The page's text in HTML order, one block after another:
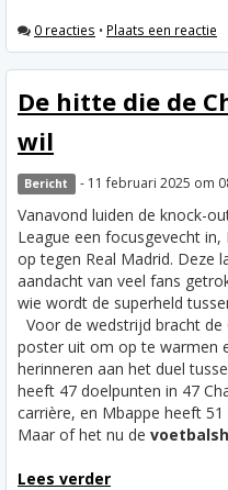
0 reacties • Plaats een reactie
De hitte die de
wil
Bericht - 11 februari 2025 om
Vanavond luiden de knock-
League een focusgevecht
op tegen Real Madrid. Deze
aandacht van veel fans
wie wordt de superheld
Voor de wedstrijd bracht
poster uit om op te warmen
herinneren aan het duel
heeft 47 doelpunten in 47
carrière, en Mbappe heeft
Maar of het nu de
Lees verder